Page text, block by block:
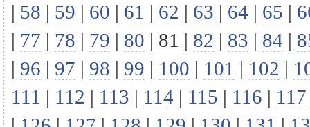
| 58 | 59 | 60 | 61 | 62 | 63 | 64 | 65 |
| 77 | 78 | 79 | 80 | 81 | 82 | 83 | 84 |
| 96 | 97 | 98 | 99 | 100 | 101 | 102 |
111 | 112 | 113 | 114 | 115 | 116 | 117